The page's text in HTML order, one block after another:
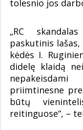
tolesnio jos
„RC
paskutinis
kėdės I.
didelę klaidą
priimtinesne
būtų
reitinguose“, –